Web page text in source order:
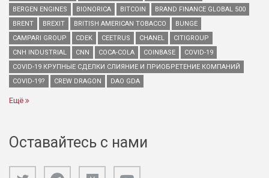
BERGEN ENGINES
BIONORICA BITCOIN
BRAND FINANCE GLOBAL 500
BRENT
BREXIT BRITISH AMERICAN TOBACCO
BUNGE
CAMPARI GROUP
CDEK CEETRUS CHANEL
CITIGROUP
CNH INDUSTRIAL
CNN COCA-COLA COINBASE
COVID-19
COVID-19 КРУПНЫЕ СДЕЛКИ СЛИЯНИЕ И ПРИОБРЕТЕНИЕ КОМПАНИЙ
COVID-19?
CREW DRAGON DAO GDA
Ещё
Оставайтесь с нами